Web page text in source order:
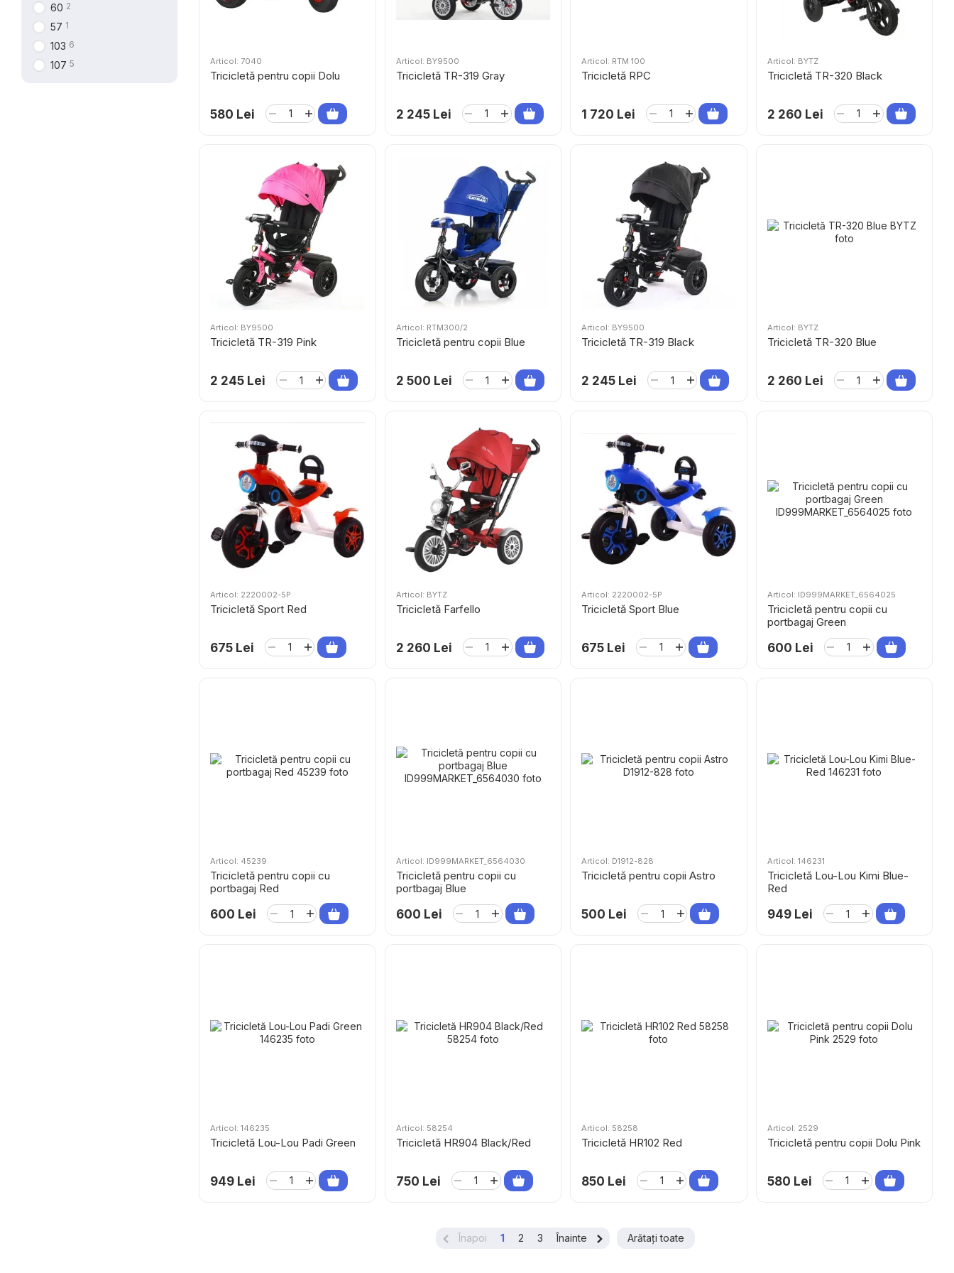
Articol: 7040
Tricicletă pentru copii Dolu
580 Lei
Articol: BY9500
Tricicletă TR-319 Gray
2 245 Lei
Articol: RTM 100
Tricicletă RPC
1 720 Lei
Articol: BYTZ
Tricicletă TR-320 Black
2 260 Lei
Articol: BY9500
Tricicletă TR-319 Pink
2 245 Lei
Articol: RTM300/2
Tricicletă pentru copii Blue
2 500 Lei
Articol: BY9500
Tricicletă TR-319 Black
2 245 Lei
Articol: BYTZ
Tricicletă TR-320 Blue
2 260 Lei
Articol: 2220002-5P
Tricicletă Sport Red
675 Lei
Articol: BYTZ
Tricicletă Farfello
2 260 Lei
Articol: 2220002-5P
Tricicletă Sport Blue
675 Lei
Articol: ID999MARKET_6564025
Tricicletă pentru copii cu
portbagaj Green
600 Lei
Articol: 45239
Tricicletă pentru copii cu
portbagaj Red
600 Lei
Articol: ID999MARKET_6564030
Tricicletă pentru copii cu
portbagaj Blue
600 Lei
Articol: D1912-828
Tricicletă pentru copii Astro
500 Lei
Articol: 146231
Tricicletă Lou-Lou Kimi Blue-
Red
949 Lei
Articol: 146235
Tricicletă Lou-Lou Padi Green
949 Lei
Articol: 58254
Tricicletă HR904 Black/Red
750 Lei
Articol: 58258
Tricicletă HR102 Red
850 Lei
Articol: 2529
Tricicletă pentru copii Dolu Pink
580 Lei
Înapoi 1 2 3 Înainte Arătați toate
60 2
57 1
103 6
107 5